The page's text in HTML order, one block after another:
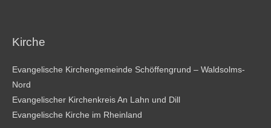
Kirche
Evangelische Kirchengemeinde Schöffengrund – Waldsolms-
Nord
Evangelischer Kirchenkreis An Lahn und Dill
Evangelische Kirche im Rheinland